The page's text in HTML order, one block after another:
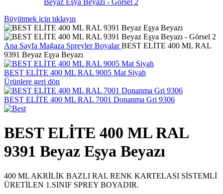
Büyütmek için tıklayın
Ana Sayfa Mağaza SpreylerBoyalarBEST ELİTE 400 ML RAL
9391 Beyaz Eşya Beyazı
BEST ELİTE 400 ML RAL 9005 Mat Siyah
Ürünlere geri dön
BEST ELİTE 400 ML RAL 7001 Donanma Gri 9306
BEST ELİTE 400 ML RAL
9391 Beyaz Eşya Beyazı
400 ML AKRİLİK BAZLI RAL RENK KARTELASI SİSTEMLİ
ÜRETİLEN 1.SINIF SPREY BOYADIR.